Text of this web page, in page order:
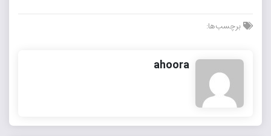
برچسب‌ها:
ahoora